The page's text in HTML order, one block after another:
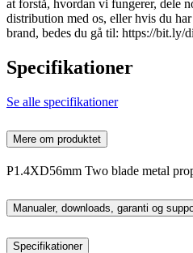
at forstå, hvordan vi fungerer, dele
distribution med os, eller hvis du
brand, bedes du gå til: https://bit.ly/
Specifikationer
Se alle specifikationer
Mere om produktet
P1.4XD56mm Two blade metal
Manualer, downloads, garanti og
Specifikationer